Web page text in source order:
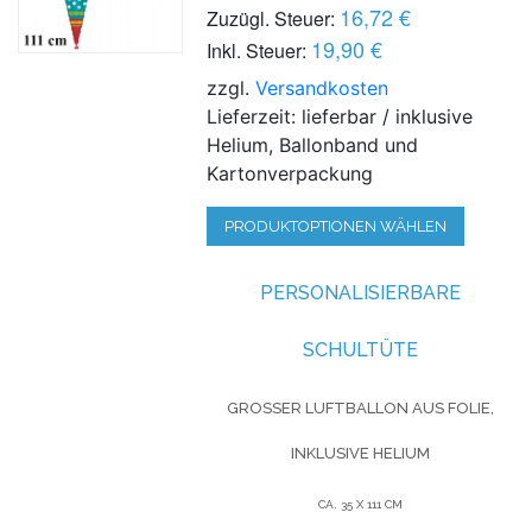
Zuzügl. Steuer: 16,72 €
Inkl. Steuer: 19,90 €
zzgl.Versandkosten
Lieferzeit: lieferbar / inklusive
Helium, Ballonband und
Kartonverpackung
PRODUKTOPTIONEN WÄHLEN
PERSONALISIERBARE
SCHULTÜTE
GROSSER LUFTBALLON AUS FOLIE, I
NKLUSIVE HELIUM
CA. 35 X 111 CM